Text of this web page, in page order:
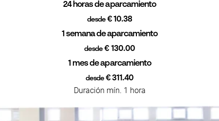
24 horas de aparcamiento
desde€ 10.38
1 semana de aparcamiento
desde € 130.00
1 mes de aparcamiento
desde€ 311.40
Duración mín. 1 hora